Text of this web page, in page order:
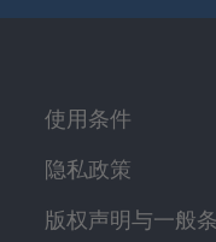
使用条件
隐私政策
版权声明与一般